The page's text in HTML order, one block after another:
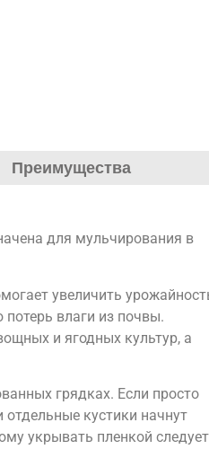
технологии
Преимущества
для мульчирования в
увеличить
влаги из почвы.
и ягодных культур, а
грядках. Если просто
кустики начнут
укрывать пленкой следует